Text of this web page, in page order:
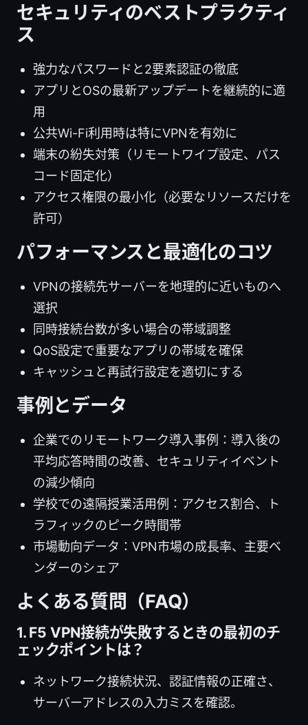
セキュリティのベストプラクティ
ス
強力なパスワードと2要素認証の徹底
アプリとOSの最新アップデートを継続的に適
用
公共Wi-Fi利用時は特にVPNを有効に
端末の紛失対策（リモートワイプ設定、パス
コード固定化）
アクセス権限の最小化（必要なリソースだけを
許可）
パフォーマンスと最適化のコツ
VPNの接続先サーバーを地理的に近いものへ
選択
同時接続台数が多い場合の帯域調整
QoS設定で重要なアプリの帯域を確保
キャッシュと再試行設定を適切にする
事例とデータ
企業でのリモートワーク導入事例：導入後の
平均応答時間の改善、セキュリティイベント
の減少傾向
学校での遠隔授業活用例：アクセス割合、ト
ラフィックのピーク時間帯
市場動向データ：VPN市場の成長率、主要ベ
ンダーのシェア
よくある質問（FAQ）
1. F5 VPN接続が失敗するときの最初のチ
ェックポイントは？
ネットワーク接続状況、認証情報の正確さ、
サーバーアドレスの入力ミスを確認。